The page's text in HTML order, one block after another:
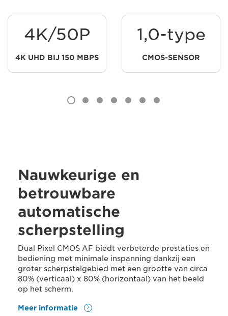
4K/50P
4K UHD BIJ 150 MBPS
1,0-type
CMOS-SENSOR
Nauwkeurige en
betrouwbare
automatische
scherpstelling
Dual Pixel CMOS AF biedt verbeterde prestaties en
bediening met minimale inspanning dankzij een
groter scherpstelgebied met een grootte van circa
80% (verticaal) x 80% (horizontaal) van het beeld
op het scherm.
Meer informatie